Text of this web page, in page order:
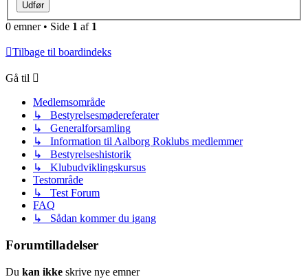
0 emner • Side 1 af 1
Tilbage til boardindeks
Gå til
Medlemsområde
↳ Bestyrelsesmødereferater
↳ Generalforsamling
↳ Information til Aalborg Roklubs medlemmer
↳ Bestyrelseshistorik
↳ Klubudviklingskursus
Testområde
↳ Test Forum
FAQ
↳ Sådan kommer du igang
Forumtilladelser
Du kan ikke skrive nye emner